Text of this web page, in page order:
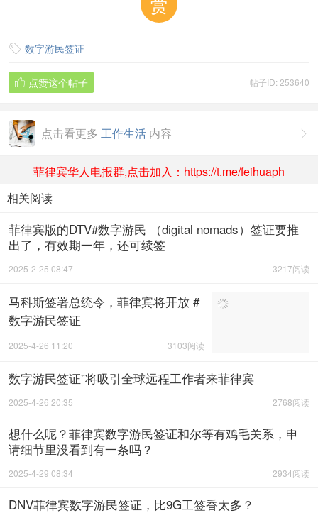
 数字游民签证
帖子ID: 253640
 点赞这个帖子

点击看更多 工作生活 内容
菲律宾华人电报群,点击加入：https://t.me/feihuaph
相关阅读
菲律宾版的DTV#数字游民 （digital nomads）签证要推
出了，有效期一年，还可续签
3217阅读
2025-2-25 08:47
马科斯签署总统令，菲律宾将开放 #
数字游民签证
3103阅读
2025-4-26 11:20
数字游民签证”将吸引全球远程工作者来菲律宾
2768阅读
2025-4-26 20:35
想什么呢？菲律宾数字游民签证和尔等有鸡毛关系，申
请细节里没看到有一条吗？
2934阅读
2025-4-29 08:34
DNV菲律宾数字游民签证，比9G工签香太多？